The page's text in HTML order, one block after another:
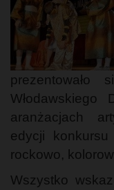
prezentowało
Włodawskiego
aranżacjach
edycji
rockowo,
Wszystko